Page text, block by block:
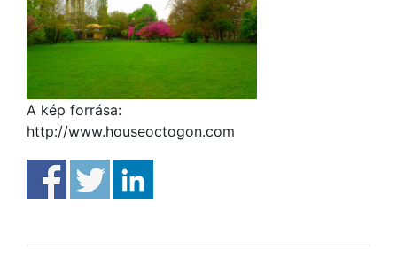
A kép forrása:
http://www.houseoctogon.com